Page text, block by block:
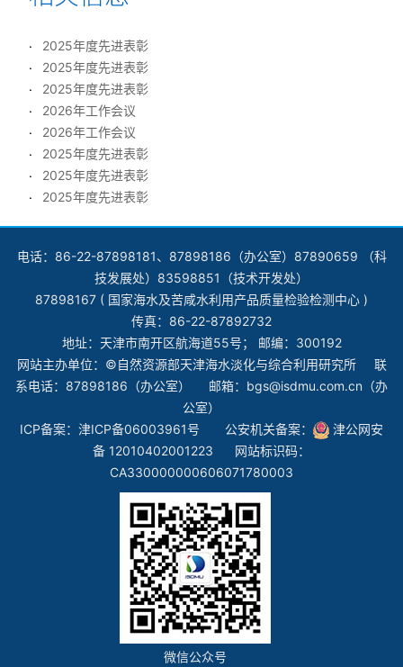
2025年度先进表彰
2025年度先进表彰
2025年度先进表彰
2026年工作会议
2026年工作会议
2025年度先进表彰
2025年度先进表彰
2025年度先进表彰
电话：86-22-87898181、87898186（办公室）87890659 （科
技发展处）83598851（技术开发处）
87898167 ( 国家海水及苦咸水利用产品质量检验检测中心 )
传真：86-22-87892732
地址：天津市南开区航海道55号； 邮编：300192
网站主办单位：©自然资源部天津海水淡化与综合利用研究所 联
系电话：87898186（办公室） 邮箱：bgs@isdmu.com.cn（办
公室）
ICP备案： 津ICP备06003961号 公安机关备案：
津公网安
备 12010402001223 网站标识码：
CA330000000606071780003
微信公众号